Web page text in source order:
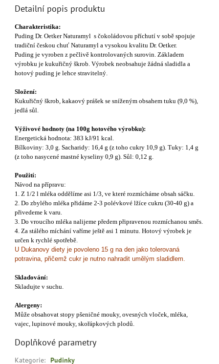
Detailní popis produktu
Charakteristika:
Puding Dr. Oetker Naturamyl s čokoládovou příchutí v sobě spojuje
tradiční českou chuť Naturamyl a vysokou kvalitu Dr. Oetker.
Puding je vyroben z pečlivě kontrolovaných surovin. Základem
výrobku je kukuřičný škrob. Výrobek neobsahuje žádná sladidla a
hotový puding je lehce stravitelný.
Složení:
Kukuřičný škrob, kakaový prášek se sníženým obsahem tuku (9,0 %),
jedlá sůl.
Výživové hodnoty (na 100g hotového výrobku):
Energetická hodnota: 383 kJ/91 kcal.
Bílkoviny: 3,0 g. Sacharidy: 16,4 g (z toho cukry 10,9 g). Tuky: 1,4 g
(z toho nasycené mastné kyseliny 0,9 g). Sůl: 0,12 g.
Použití:
Návod na přípravu:
1. Z 1/2 l mléka oddělíme asi 1/3, ve které rozmícháme obsah sáčku.
2. Do zbylého mléka přidáme 2-3 polévkové lžíce cukru (30-40 g) a
přivedeme k varu.
3. Do vroucího mléka nalijeme předem připravenou rozmíchanou směs.
4. Za stálého míchání vaříme ještě asi 1 minutu. Hotový výrobek je
určen k rychlé spotřebě.
U Dukanovy diety je povoleno 15 g na den jako tolerovaná
potravina, přičemž cukr je nutno nahradit umělým sladidlem.
Skladování:
Skladujte v suchu.
Alergeny:
Může obsahovat stopy pšeničné mouky, ovesných vloček, mléka,
vajec, lupinové mouky, skořápkových plodů.
Doplňkové parametry
Kategorie: Pudinky